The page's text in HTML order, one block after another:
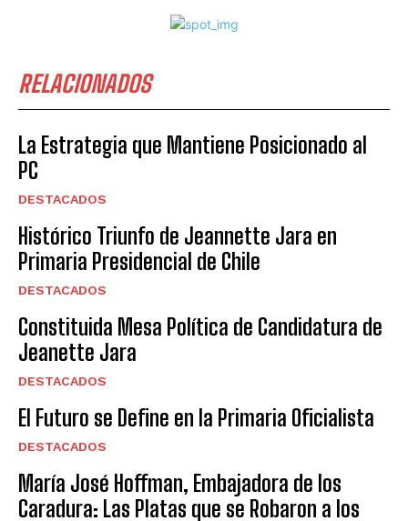
RELACIONADOS
La Estrategia que Mantiene Posicionado al
PC
DESTACADOS
Histórico Triunfo de Jeannette Jara en
Primaria Presidencial de Chile
DESTACADOS
Constituida Mesa Política de Candidatura de
Jeanette Jara
DESTACADOS
El Futuro se Define en la Primaria Oficialista
DESTACADOS
María José Hoffman, Embajadora de los
Caradura: Las Platas que se Robaron a los